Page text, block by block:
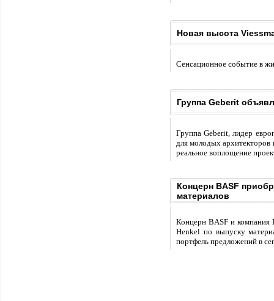
Новая высота
Сенсационное событие в
Группа Geberit
Группа Geberit, лидер
для молодых архитекторов
реальное воплощение
Концерн BASF
материалов
Концерн BASF и компания
Henkel по выпуску
портфель предложений в